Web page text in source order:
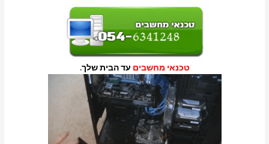
טכנאי מחשבים עד הבית שלך.